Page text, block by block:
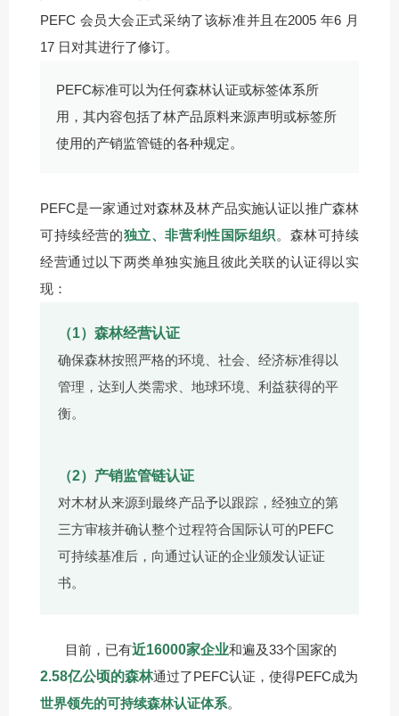
PEFC 会员大会正式采纳了该标准并且在2005 年6 月
17 日对其进行了修订。
PEFC标准可以为任何森林认证或标签体系所
用，其内容包括了林产品原料来源声明或标签所
使用的产销监管链的各种规定。
PEFC是一家通过对森林及林产品实施认证以推广森林
可持续经营的独立、非营利性国际组织。森林可持续
经营通过以下两类单独实施且彼此关联的认证得以实
现：
（1）森林经营认证
确保森林按照严格的环境、社会、经济标准得以
管理，达到人类需求、地球环境、利益获得的平
衡。
（2）产销监管链认证
对木材从来源到最终产品予以跟踪，经独立的第
三方审核并确认整个过程符合国际认可的PEFC
可持续基准后，向通过认证的企业颁发认证证
书。
目前，已有近16000家企业和遍及33个国家的
2.58亿公顷的森林通过了PEFC认证，使得PEFC成为
世界领先的可持续森林认证体系。